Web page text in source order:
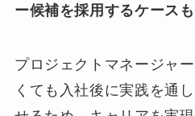
ー候補を採用するケース
プロジェクトマネージャ
くても入社後に実践を通